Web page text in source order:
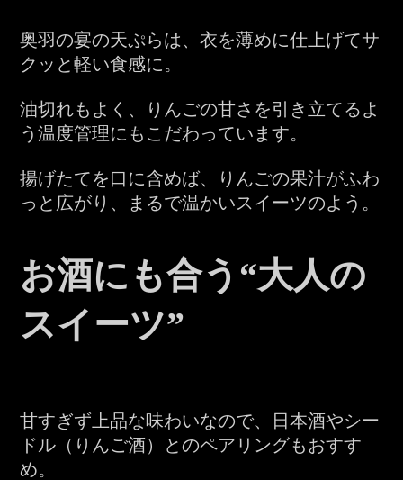
お
知
コ
ラ
デ
ィ
宴
会
奥羽の宴の天ぷらは、衣を薄めに仕上げてサ
クッと軽い食感に。
油切れもよく、りんごの甘さを引き立てるよ
う温度管理にもこだわっています。
揚げたてを口に含めば、りんごの果汁がふわ
っと広がり、まるで温かいスイーツのよう。
お酒にも合う“大人の
スイーツ”
甘すぎず上品な味わいなので、日本酒やシー
ドル（りんご酒）とのペアリングもおすす
め。